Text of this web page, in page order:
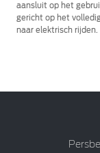
aansluit op het
gericht op het
naar elektrisch rijden.